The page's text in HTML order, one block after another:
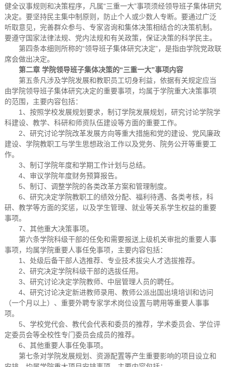
健全议事规则和决策程序，凡属“三重一大”事项须经领导班子集体研究
决定。要坚持民主集中制原则，防止个人或少数人专断。要通过广泛
听取意见，完善群众参与、专家咨询和集体决策相结合的决策机制。
要遵守国家法律法规、党内法规和有关政策，保证决策的科学民主。
第四条本细则所称的“领导班子集体研究决定”，是指由学院党政联
席会做出决定。
第二章 学院领导班子集体决策的“三重一大”事项内容
第五条凡涉及学院发展和教职员工切身利益，依据有关规定应当
由学院领导班子集体研究决定的重要事项，均属于学院重大决策事项
的范围，主要内容包括：
1、按照学校发展规划要求，制订学院发展规划，研究讨论学院学
科建设、教学、科研和师资队伍建设等方面的重要工作。
2、研究讨论学院改革发展方向等重大措施和党的建设、党风廉政
建设、学院教职工与学生思想政治工作以及党务、院务公开等重要工
作。
3、制订学院年度和学期工作计划与总结。
4、审议学院年度财务预算报告。
5、制订、调整学院的各类改革方案和管理制度。
6、研究决定学院教职工的绩效分配、福利待遇、各类考核，科
研、教学等方面的奖惩，以及学生管理、就业等关系学生权益的重要
事项。
7、其他重大决策事项。
第六条学院科级干部的任免和需要报送上级机关审批的重要人事
事项，均属学院重要人事任免事项，主要内容包括：
1、处级后备干部人选推荐、专业技术拔尖人才选拔推荐。
2、研究决定学院科级干部的选拔任用。
3、研究讨论决定学院教师、中层管理人员的聘任。
4、研究讨论决定新进教师录用、教师公派出国出境培训和访问
（一个月以上）、重要外聘专家学术岗位设置与聘用等重要人事事
项。
5、学校党代会、教代会代表和委员的推荐，学术委员会、学位评
定委员会等全校性专门委员会成员的推荐。
6、其他重要人事任免事项。
第七条对学院发展规划、资源配置等产生重要影响的项目设立和